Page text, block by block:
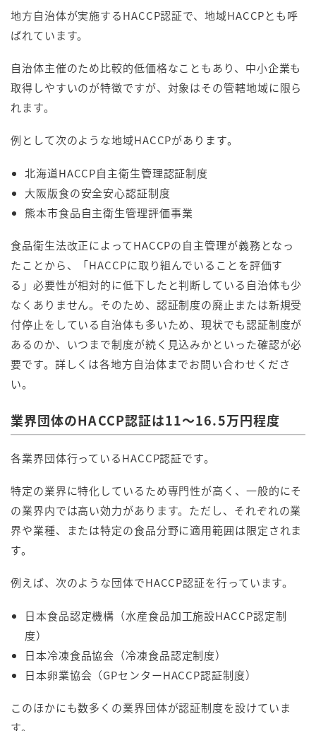
地方自治体が実施するHACCP認証で、地域HACCPとも呼
ばれています。
自治体主催のため比較的低価格なこともあり、中小企業も
取得しやすいのが特徴ですが、対象はその管轄地域に限ら
れます。
例として次のような地域HACCPがあります。
北海道HACCP自主衛生管理認証制度
大阪版食の安全安心認証制度
熊本市食品自主衛生管理評価事業
食品衛生法改正によってHACCPの自主管理が義務となっ
たことから、「HACCPに取り組んでいることを評価す
る」必要性が相対的に低下したと判断している自治体も少
なくありません。そのため、認証制度の廃止または新規受
付停止をしている自治体も多いため、現状でも認証制度が
あるのか、いつまで制度が続く見込みかといった確認が必
要です。詳しくは各地方自治体までお問い合わせくださ
い。
業界団体のHACCP認証は11～16.5万円程度
各業界団体行っているHACCP認証です。
特定の業界に特化しているため専門性が高く、一般的にそ
の業界内では高い効力があります。ただし、それぞれの業
界や業種、または特定の食品分野に適用範囲は限定されま
す。
例えば、次のような団体でHACCP認証を行っています。
日本食品認定機構（水産食品加工施設HACCP認定制
度）
日本冷凍食品協会（冷凍食品認定制度）
日本卵業協会（GPセンターHACCP認証制度）
このほかにも数多くの業界団体が認証制度を設けていま
す。